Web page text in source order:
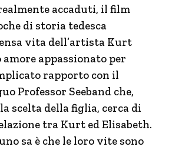
accaduti, il film
di storia tedesca
vita dell’artista Kurt
appassionato per
rapporto con il
Professor Seeband che,
scelta della figlia, cerca di
tra Kurt ed Elisabeth.
sa è che le loro vite sono